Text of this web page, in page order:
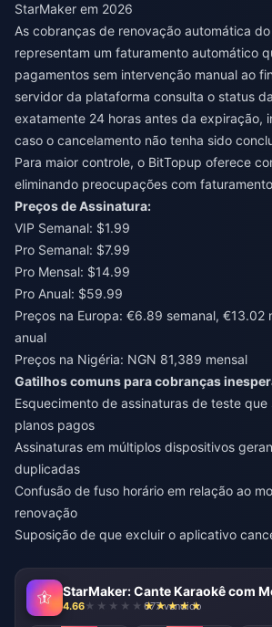
StarMaker em 2026
As cobranças de renovação automática
representam um faturamento automático
pagamentos sem intervenção manual ao
servidor da plataforma consulta o status
exatamente 24 horas antes da expiração,
caso o cancelamento não tenha sido
Para maior controle, o BitTopup oferece
eliminando preocupações com
Preços de Assinatura:
VIP Semanal: $1.99
Pro Semanal: $7.99
Pro Mensal: $14.99
Pro Anual: $59.99
Preços na Europa: €6.89 semanal, €13.02
anual
Preços na Nigéria: NGN 81,389 mensal
Gatilhos comuns para cobranças
Esquecimento de assinaturas de teste que
planos pagos
Assinaturas em múltiplos dispositivos
duplicadas
Confusão de fuso horário em relação ao
renovação
Suposição de que excluir o aplicativo
4.66 677 vendido